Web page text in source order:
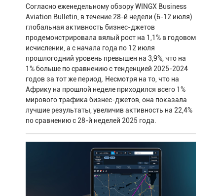
Согласно еженедельному обзору WINGX Business
Aviation Bulletin, в течение 28-й недели (6-12 июля)
глобальная активность бизнес-джетов
продемонстрировала вялый рост на 1,1% в годовом
исчислении, а с начала года по 12 июля
прошлогодний уровень превышен на 3,9%, что на
1% больше по сравнению с тенденцией 2025-2024
годов за тот же период. Несмотря на то, что на
Африку на прошлой неделе приходился всего 1%
мирового трафика бизнес-джетов, она показала
лучшие результаты, увеличив активность на 22,4%
по сравнению с 28-й неделей 2025 года.